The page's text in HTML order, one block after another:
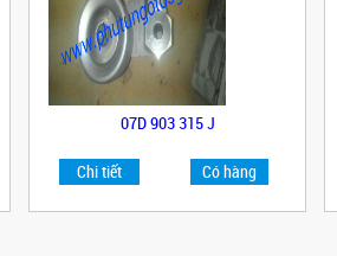
07D 903 315 J
Chi tiết Có hàng